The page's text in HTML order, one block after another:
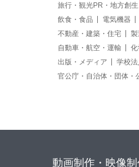
旅行・観光PR・地方創生
飲食・食品
電気機器
不動産・建築・住宅
製
自動車・航空・運輸
出版・メディア
学校
官公庁・自治体・団体・
動画制作・映像